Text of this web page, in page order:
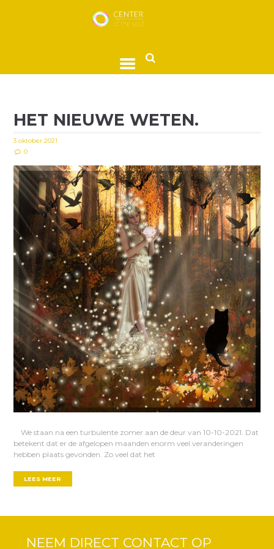
HET NIEUWE WETEN.
3 oktober 2021
0
We staan na een turbulente zomer aan de deur van 10-10-2021. Dat
betekent dat er de afgelopen maanden enorm veel veranderingen
hebben plaats gevonden. Zo veel dat het
LEES MEER
NEEM DIRECT CONTACT OP